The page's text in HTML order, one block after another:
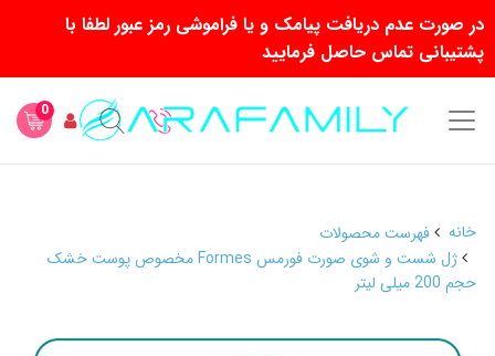
در صورت عدم دریافت پیامک و یا فراموشی رمز عبور لطفا با
پشتیبانی تماس حاصل فرمایید
0
خانه
فهرست محصولات
ژل شست و شوی صورت فورمس Formes مخصوص پوست خشک
حجم 200 میلی لیتر